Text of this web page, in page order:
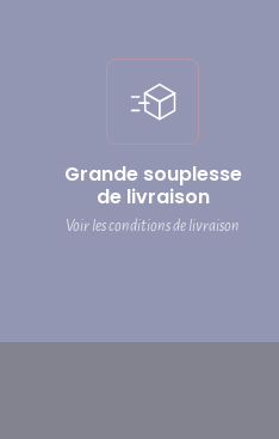
Grande souplesse
de livraison
Voir les conditions de livraison